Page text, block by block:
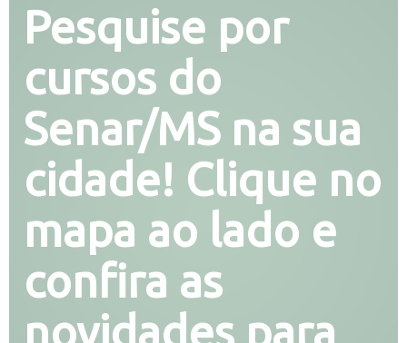
Pesquise por
cursos do
Senar/MS na sua
cidade! Clique no
mapa ao lado e
confira as
novidades para